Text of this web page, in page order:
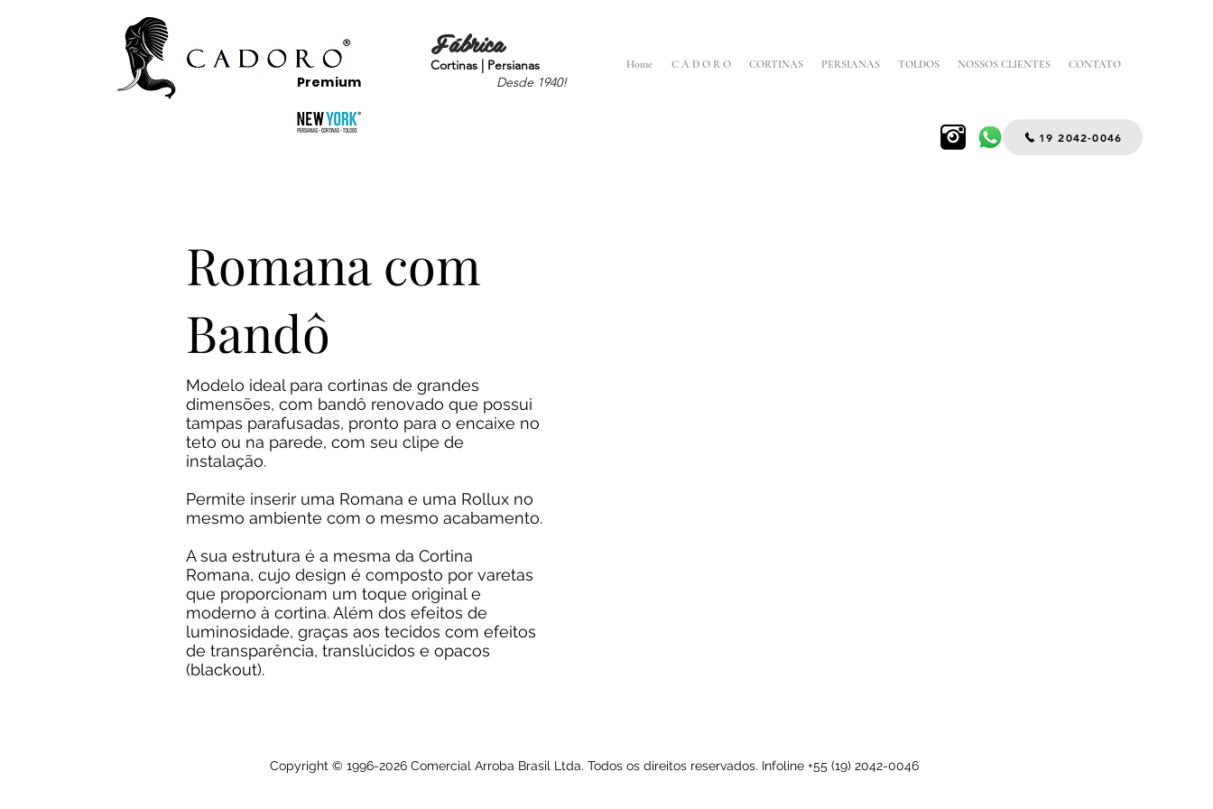
Premium
Cortinas | Persianas
Fábrica
Desde 1940!
Home C A D O R O CORTINAS PERSIANAS TOLDOS NOSSOS CLIENTES CONTATO
19 2042-0046
Romana com
Bandô
Modelo ideal para cortinas de grandes
dimensões, com bandô renovado que possui
tampas parafusadas, pronto para o encaixe no
teto ou na parede, com seu clipe de
instalação.
Permite inserir uma Romana e uma Rollux no
mesmo ambiente com o mesmo acabamento.
A sua estrutura é a mesma da Cortina
Romana, cujo design é composto por varetas
que proporcionam um toque original e
moderno à cortina. Além dos efeitos de
luminosidade, graças aos tecidos com efeitos
de transparência, translúcidos e opacos
(blackout).
Copyright © 1996-2026 Comercial Arroba Brasil Ltda. Todos os direitos reservados. Infoline +55 (19) 2042-0046